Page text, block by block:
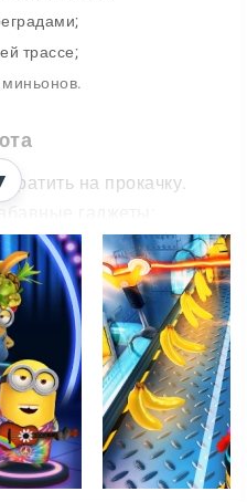
трассе;
на прокачку.
дальше вы забежите и
Готовьтесь бежать,
с любимыми миньонами!